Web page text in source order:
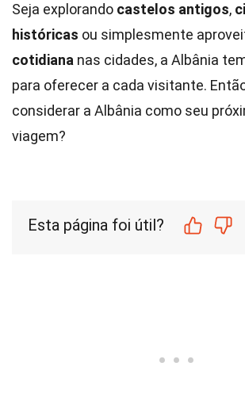
Seja explorando castelos antigos,
históricas ou simplesmente
cotidiana nas cidades, a Albânia
para oferecer a cada visitante.
considerar a Albânia como seu
viagem?
Esta página foi útil?